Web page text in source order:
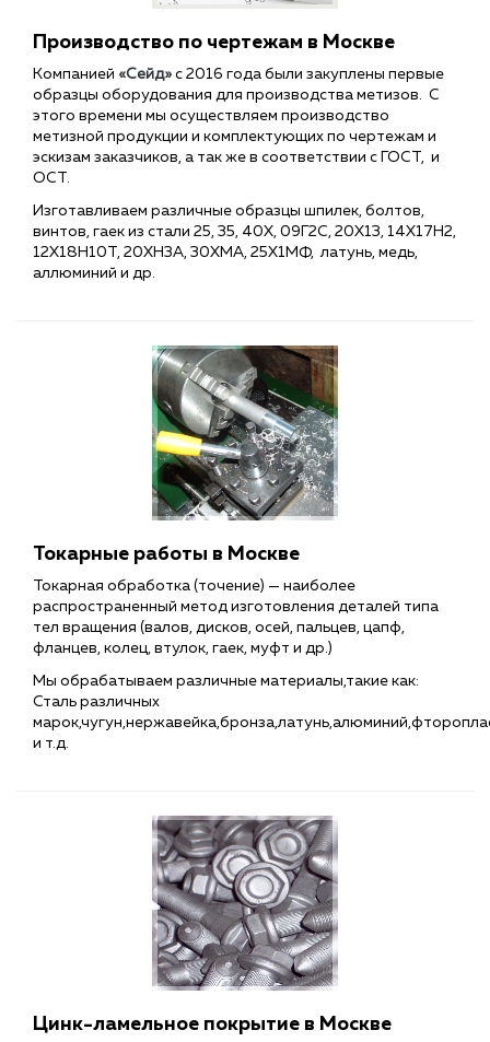
Производство по чертежам в Москве
Компанией «Сейд» с 2016 года были закуплены первые
образцы оборудования для производства метизов. С
этого времени мы осуществляем производство
метизной продукции и комплектующих по чертежам и
эскизам заказчиков, а так же в соответствии с ГОСТ, и
ОСТ.
Изготавливаем различные образцы шпилек, болтов,
винтов, гаек из стали 25, 35, 40Х, 09Г2С, 20Х13, 14Х17Н2,
12Х18Н10Т, 20ХН3А, 30ХМА, 25Х1МФ, латунь, медь,
аллюминий и др.
Токарные работы в Москве
Токарная обработка (точение) — наиболее
распространенный метод изготовления деталей типа
тел вращения (валов, дисков, осей, пальцев, цапф,
фланцев, колец, втулок, гаек, муфт и др.)
Мы обрабатываем различные материалы,такие как:
Сталь различных
и т.д.
Цинк-ламельное покрытие в Москве